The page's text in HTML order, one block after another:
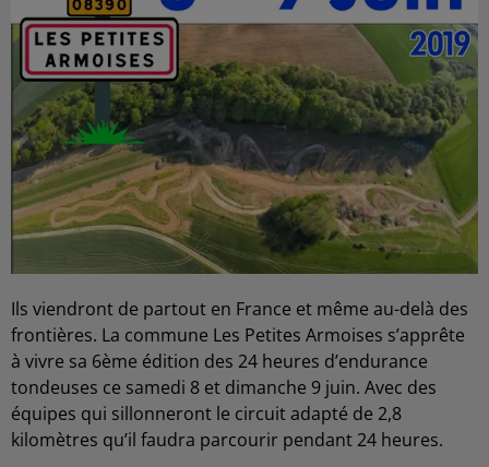
Ils viendront de partout en France et même au-delà des
frontières. La commune Les Petites Armoises s’apprête
à vivre sa 6ème édition des 24 heures d’endurance
tondeuses ce samedi 8 et dimanche 9 juin. Avec des
équipes qui sillonneront le circuit adapté de 2,8
kilomètres qu’il faudra parcourir pendant 24 heures.